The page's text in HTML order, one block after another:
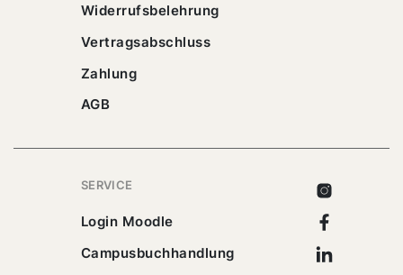
Widerrufsbelehrung
Vertragsabschluss
Zahlung
AGB
SERVICE
Login Moodle
Campusbuchhandlung
Instagram
Facebook
Linkedin